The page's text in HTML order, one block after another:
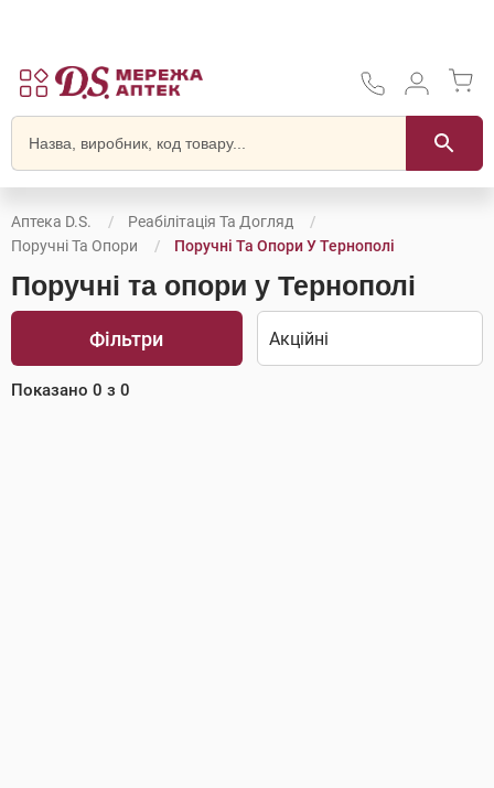
Аптека D.S.
Реабілітація Та Догляд
Поручні Та Опори
Поручні Та Опори У Тернополі
Поручні та опори у Тернополі
Фільтри
Показано 0 з 0